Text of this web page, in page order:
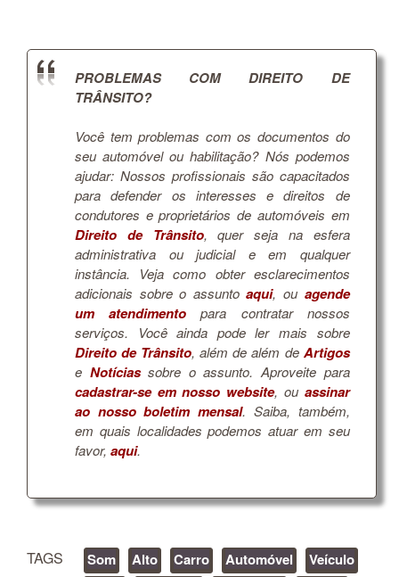
PROBLEMAS COM DIREITO DE
TRÂNSITO?
Você tem problemas com os documentos do
seu automóvel ou habilitação? Nós podemos
ajudar: Nossos profissionais são capacitados
para defender os interesses e direitos de
condutores e proprietários de automóveis em
Direito de Trânsito, quer seja na esfera
administrativa ou judicial e em qualquer
instância. Veja como obter esclarecimentos
adicionais sobre o assuntoaqui, ou agende
um atendimento para contratar nossos
serviços. Você ainda pode ler mais sobre
Direito de Trânsito, além de além de Artigos
e Notíciassobre o assunto. Aproveite para
cadastrar-se em nosso website, ou assinar
ao nosso boletim mensal. Saiba, também,
em quais localidades podemos atuar em seu
favor, aqui.
TAGS Som Alto Carro Automóvel
Veículo